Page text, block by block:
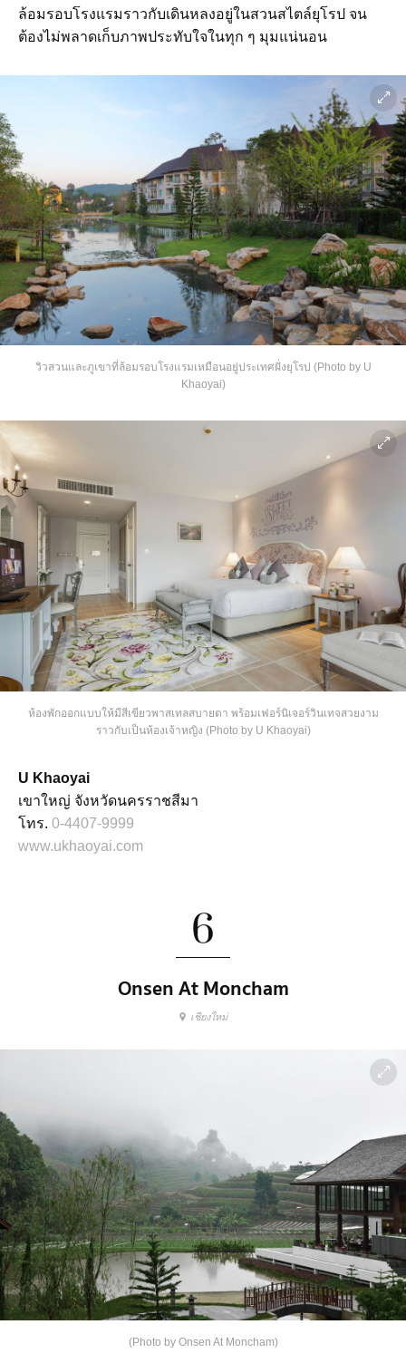
ล้อมรอบโรงแรมราวกับเดินหลงอยู่ในสวนสไตล์ยุโรป จน
ต้องไม่พลาดเก็บภาพประทับใจในทุก ๆ มุมแน่นอน
วิวสวนและภูเขาที่ล้อมรอบโรงแรมเหมือนอยู่ประเทศฝั่งยุโรป (Photo by U
Khaoyai)
ห้องพักออกแบบให้มีสีเขียวพาสเทลสบายตา พร้อมเฟอร์นิเจอร์วินเทจสวยงาม
ราวกับเป็นห้องเจ้าหญิง (Photo by U Khaoyai)
U Khaoyai
เขาใหญ่ จังหวัดนครราชสีมา
โทร. 0-4407-9999
www.ukhaoyai.com
6
Onsen At Moncham
เชียงใหม่
(Photo by Onsen At Moncham)